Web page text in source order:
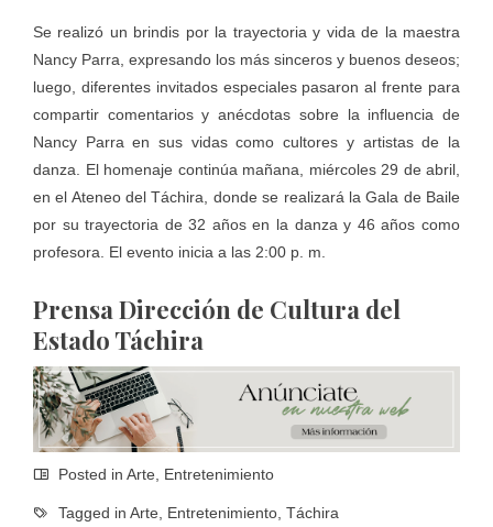
Se realizó un brindis por la trayectoria y vida de la maestra
Nancy Parra, expresando los más sinceros y buenos deseos;
luego, diferentes invitados especiales pasaron al frente para
compartir comentarios y anécdotas sobre la influencia de
Nancy Parra en sus vidas como cultores y artistas de la
danza. El homenaje continúa mañana, miércoles 29 de abril,
en el Ateneo del Táchira, donde se realizará la Gala de Baile
por su trayectoria de 32 años en la danza y 46 años como
profesora. El evento inicia a las 2:00 p. m.
Prensa Dirección de Cultura del
Estado Táchira
Posted in Arte Entretenimiento
Tagged in Arte Entretenimiento Táchira